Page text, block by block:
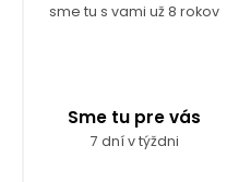
sme tu s vami už 8 rokov
Sme tu pre vás
7 dní v týždni